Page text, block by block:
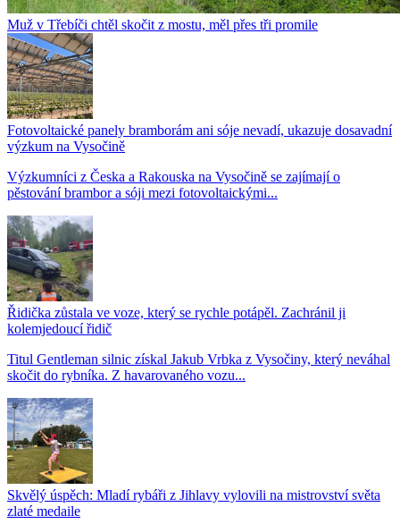
Muž v Třebíči chtěl skočit z mostu, měl přes tři promile
Fotovoltaické panely bramborám ani sóje nevadí, ukazuje dosavadní
výzkum na Vysočině
Výzkumníci z Česka a Rakouska na Vysočině se zajímají o
pěstování brambor a sóji mezi fotovoltaickými...
Řidička zůstala ve voze, který se rychle potápěl. Zachránil ji
kolemjedoucí řidič
Titul Gentleman silnic získal Jakub Vrbka z Vysočiny, který neváhal
skočit do rybníka. Z havarovaného vozu...
Skvělý úspěch: Mladí rybáři z Jihlavy vylovili na mistrovství světa
zlaté medaile